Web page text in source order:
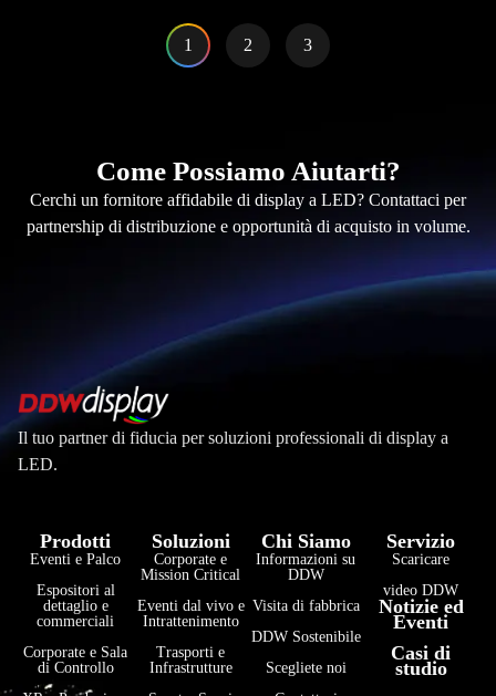
1 2 3
Come Possiamo Aiutarti?
Cerchi un fornitore affidabile di display a LED? Contattaci per
partnership di distribuzione e opportunità di acquisto in volume.
Il tuo partner di fiducia per soluzioni professionali di display a
LED.
Prodotti
Eventi e Palco
Espositori al
dettaglio e
commerciali
Corporate e Sala
di Controllo
Soluzioni
Corporate e
Mission Critical
Eventi dal vivo e
Intrattenimento
Trasporti e
Infrastrutture
Chi Siamo
Informazioni su
DDW
Visita di fabbrica
DDW Sostenibile
Scegliete noi
Servizio
Scaricare
video DDW
Notizie ed
Eventi
Casi di
studio
Bahasa Indonesia
हिन्दी
فارسی